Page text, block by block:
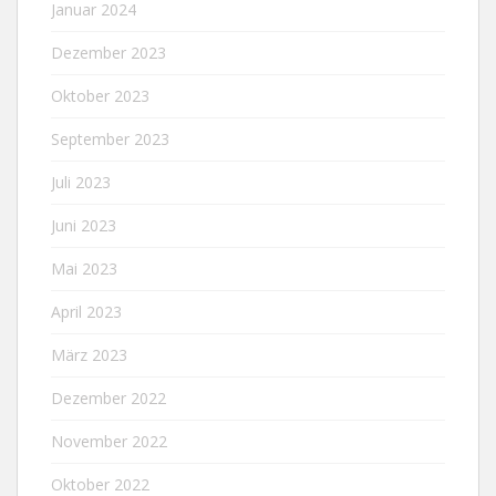
Januar 2024
Dezember 2023
Oktober 2023
September 2023
Juli 2023
Juni 2023
Mai 2023
April 2023
März 2023
Dezember 2022
November 2022
Oktober 2022